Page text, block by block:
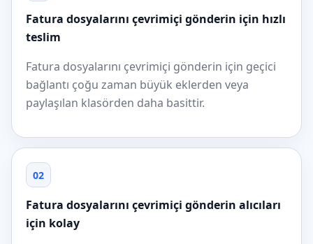
Fatura dosyalarını çevrimiçi gönderin için hızlı
teslim
Fatura dosyalarını çevrimiçi gönderin için geçici
bağlantı çoğu zaman büyük eklerden veya
paylaşılan klasörden daha basittir.
02
Fatura dosyalarını çevrimiçi gönderin alıcıları
için kolay